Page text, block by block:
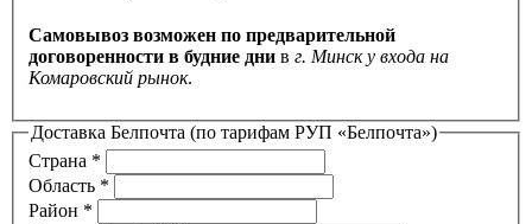
Самовывоз возможен по предварительной
договоренности в будние дни в г. Минск у входа на
Комаровский рынок.
Доставка Белпочта (по тарифам РУП «Белпочта»)
Страна *
Область *
Район *